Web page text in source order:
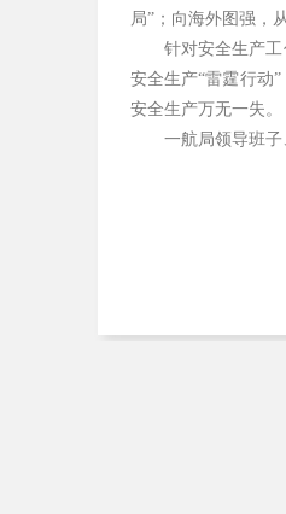
局”；向海外图强，
针对安全生产
安全生产“雷霆行动
安全生产万无一失。
一航局领导班子